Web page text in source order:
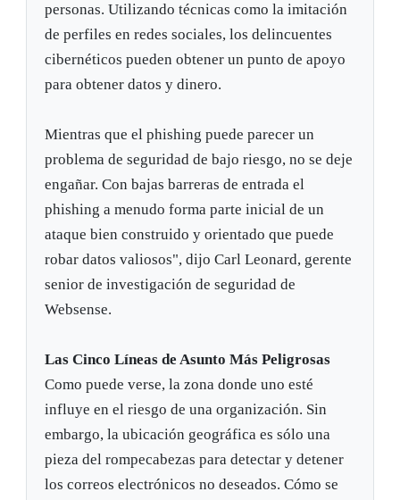
personas. Utilizando técnicas como la imitación
de perfiles en redes sociales, los delincuentes
cibernéticos pueden obtener un punto de apoyo
para obtener datos y dinero.
Mientras que el phishing puede parecer un
problema de seguridad de bajo riesgo, no se deje
engañar. Con bajas barreras de entrada el
phishing a menudo forma parte inicial de un
ataque bien construido y orientado que puede
robar datos valiosos", dijo Carl Leonard, gerente
senior de investigación de seguridad de
Websense.
Las Cinco Líneas de Asunto Más Peligrosas
Como puede verse, la zona donde uno esté
influye en el riesgo de una organización. Sin
embargo, la ubicación geográfica es sólo una
pieza del rompecabezas para detectar y detener
los correos electrónicos no deseados. Cómo se